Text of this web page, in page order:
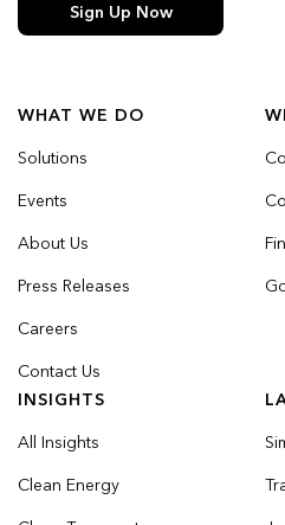
WHAT WE DO
Solutions
Events
About Us
Press Releases
Careers
Contact Us
INSIGHTS
All Insights
Clean Energy
Sign Up Now